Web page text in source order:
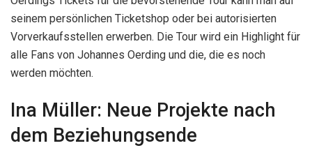
seinem persönlichen Ticketshop oder bei autorisierten
Vorverkaufsstellen erwerben. Die Tour wird ein Highlight für
alle Fans von Johannes Oerding und die, die es noch
werden möchten.
Ina Müller: Neue Projekte nach
dem Beziehungsende